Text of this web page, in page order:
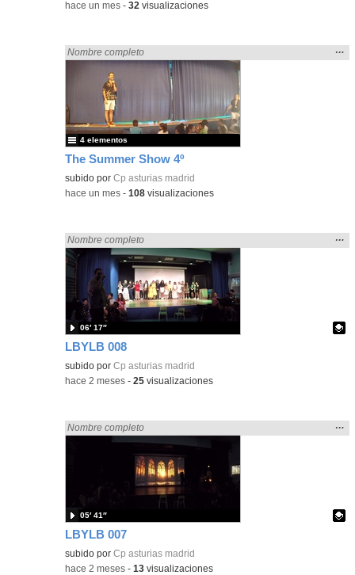
-hace un mes -32 visualizaciones
The Summer Show 4º
Encontrado «Asturias» en:
Nombre completo
la
…
subido porCp asturias madrid
4 elementos
-hace un mes -108 visualizaciones
LBYLB 008
Encontrado «Asturias» en:
Nombre completo
la
…
Contenido educativo.
subido porCp asturias madrid
06′ 17″
-hace 2 meses -25 visualizaciones
LBYLB 007
Encontrado «Asturias» en:
Nombre completo
la
…
Contenido educativo.
subido porCp asturias madrid
05′ 41″
-hace 2 meses -13 visualizaciones